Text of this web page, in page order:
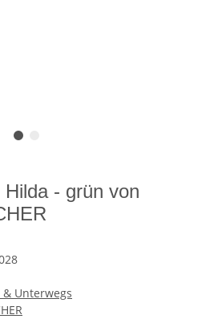
- grün von
Unterwegs